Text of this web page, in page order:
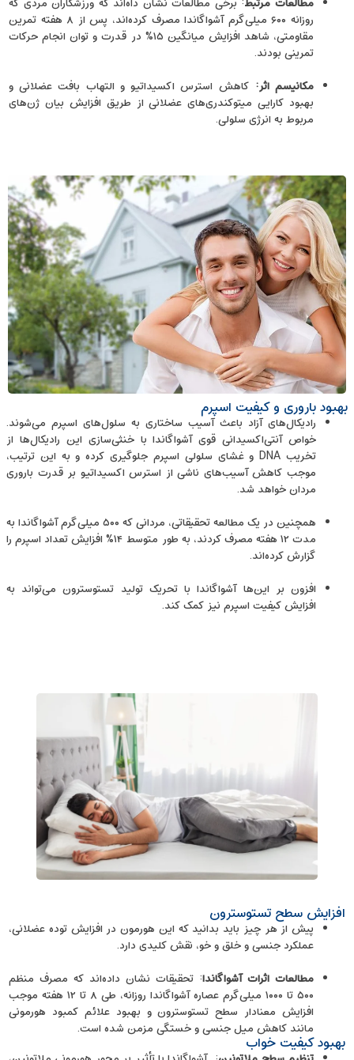
روزانه ۶۰۰ میلی‌گرم آشواگاندا مصرف کرده‌اند، پس از ۸ هفته تمرین
مقاومتی، شاهد افزایش میانگین ۱۵٪ در قدرت و توان انجام حرکات
تمرینی بودند.
مکانیسم اثر: کاهش استرس اکسیداتیو و التهاب بافت عضلانی و
بهبود کارایی میتوکندری‌های عضلانی از طریق افزایش بیان ژن‌های
مربوط به انرژی سلولی.
بهبود باروری و کیفیت اسپرم
رادیکال‌های آزاد باعث آسیب ساختاری به سلول‌های اسپرم می‌شوند.
خواص آنتی‌اکسیدانی قوی آشواگاندا با خنثی‌سازی این رادیکال‌ها از
تخریب DNA و غشای سلولی اسپرم جلوگیری کرده و به این ترتیب،
موجب کاهش آسیب‌های ناشی از استرس اکسیداتیو بر قدرت باروری
مردان خواهد شد.
همچنین در یک مطالعه تحقیقاتی، مردانی که ۵۰۰ میلی‌گرم آشواگاندا به
مدت ۱۲ هفته مصرف کردند، به ‌طور متوسط ۱۴٪ افزایش تعداد اسپرم را
گزارش کرده‌اند.
افزون بر این‌ها آشواگاندا با تحریک تولید تستوسترون می‌تواند به
افزایش کیفیت اسپرم نیز کمک کند.
افزایش سطح تستوسترون
پیش از هر چیز باید بدانید که این هورمون در افزایش توده‌ عضلانی،
عملکرد جنسی و خلق ‌و خو، نقش کلیدی دارد.
مطالعات اثرات آشواگاندا: تحقیقات نشان داده‌اند که مصرف منظم
۵۰۰ تا ۱۰۰۰ میلی‌گرم عصاره‌ آشواگاندا روزانه، طی ۸ تا ۱۲ هفته موجب
افزایش معنادار سطح تستوسترون و بهبود علائم کمبود هورمونی
مانند کاهش میل جنسی و خستگی مزمن شده است.
بهبود کیفیت خواب